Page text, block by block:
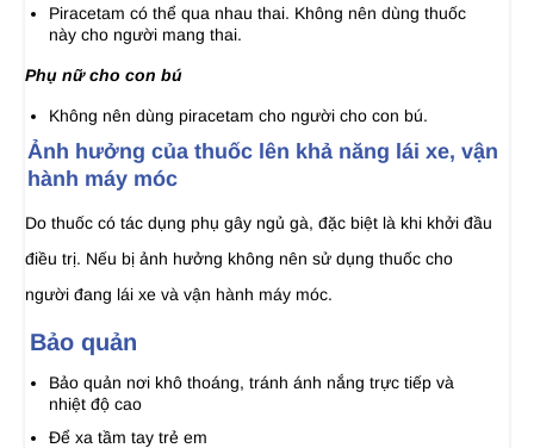
Piracetam có thể qua nhau thai. Không nên dùng thuốc
này cho người mang thai.
Phụ nữ cho con bú
Không nên dùng piracetam cho người cho con bú.
Ảnh hưởng của thuốc lên khả năng lái xe, vận
hành máy móc
Do thuốc có tác dụng phụ gây ngủ gà, đặc biệt là khi khởi đầu
điều trị. Nếu bị ảnh hưởng không nên sử dụng thuốc cho
người đang lái xe và vận hành máy móc.
Bảo quản
Bảo quản nơi khô thoáng, tránh ánh nắng trực tiếp và
nhiệt độ cao
Để xa tầm tay trẻ em